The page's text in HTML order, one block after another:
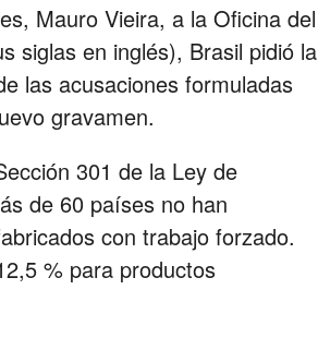
Mauro Vieira, a la Oficina del
siglas en inglés), Brasil pidió la
las acusaciones formuladas
gravamen.
301 de la Ley de
de 60 países no han
con trabajo forzado.
% para productos